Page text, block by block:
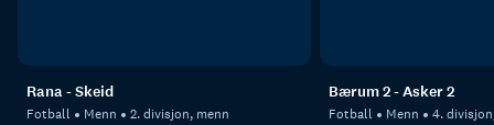
Rana - Skeid
Fotball Menn 2. divisjon, menn
Bærum 2 - Asker 2
Fotball Menn 4.